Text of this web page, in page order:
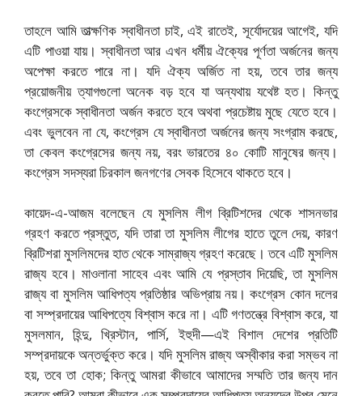
তাহলে আমি তাত্ক্ষণিক স্বাধীনতা চাই, এই রাতেই, সূর্যোদয়ের আগেই, যদি
এটি পাওয়া যায়। স্বাধীনতা আর এখন ধর্মীয় ঐক্যের পূর্ণতা অর্জনের জন্য
অপেক্ষা করতে পারে না। যদি ঐক্য অর্জিত না হয়, তবে তার জন্য
প্রয়োজনীয় ত্যাগগুলো অনেক বড় হবে যা অন্যথায় যথেষ্ট হত। কিন্তু
কংগ্রেসকে স্বাধীনতা অর্জন করতে হবে অথবা প্রচেষ্টায় মুছে যেতে হবে।
এবং ভুলবেন না যে, কংগ্রেস যে স্বাধীনতা অর্জনের জন্য সংগ্রাম করছে,
তা কেবল কংগ্রেসের জন্য নয়, বরং ভারতের ৪০ কোটি মানুষের জন্য।
কংগ্রেস সদস্যরা চিরকাল জনগণের সেবক হিসেবে থাকতে হবে।
কায়েদ-এ-আজম বলেছেন যে মুসলিম লীগ ব্রিটিশদের থেকে শাসনভার
গ্রহণ করতে প্রস্তুত, যদি তারা তা মুসলিম লীগের হাতে তুলে দেয়, কারণ
ব্রিটিশরা মুসলিমদের হাত থেকে সাম্রাজ্য গ্রহণ করেছে। তবে এটি মুসলিম
রাজ্য হবে। মাওলানা সাহেব এবং আমি যে প্রস্তাব দিয়েছি, তা মুসলিম
রাজ্য বা মুসলিম আধিপত্য প্রতিষ্ঠার অভিপ্রায় নয়। কংগ্রেস কোন দলের
বা সম্প্রদায়ের আধিপত্যে বিশ্বাস করে না। এটি গণতন্ত্রে বিশ্বাস করে, যা
মুসলমান, হিন্দু, খ্রিস্টান, পার্সি, ইহুদী—এই বিশাল দেশের প্রতিটি
সম্প্রদায়কে অন্তর্ভুক্ত করে। যদি মুসলিম রাজ্য অস্বীকার করা সম্ভব না
হয়, তবে তা হোক; কিন্তু আমরা কীভাবে আমাদের সম্মতি তার জন্য দান